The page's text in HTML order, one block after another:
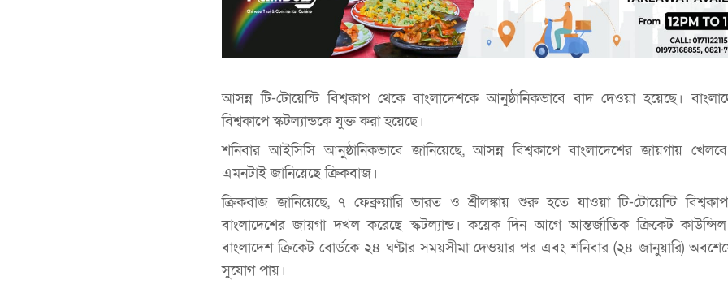
আসন্ন টি-টোয়েন্টি বিশ্বকাপ থেকে বাংলাদেশকে আনুষ্ঠানিকভাবে বাদ দেওয়া হয়েছে।
বিশ্বকাপে স্কটল্যান্ডকে যুক্ত করা হয়েছে।
শনিবার আইসিসি আনুষ্ঠানিকভাবে জানিয়েছে, আসন্ন বিশ্বকাপে বাংলাদেশের জায়গায় খেলবে
এমনটাই জানিয়েছে ক্রিকবাজ।
ক্রিকবাজ জানিয়েছে, ৭ ফেব্রুয়ারি ভারত ও শ্রীলঙ্কায় শুরু হতে যাওয়া টি-টোয়েন্টি
বাংলাদেশের জায়গা দখল করেছে স্কটল্যান্ড। কয়েক দিন আগে আন্তর্জাতিক ক্রিকেট
বাংলাদেশ ক্রিকেট বোর্ডকে ২৪ ঘণ্টার সময়সীমা দেওয়ার পর এবং শনিবার (২৪ জানুয়ারি)
সুযোগ পায়।